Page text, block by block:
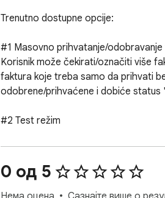
Trenutno dostupne opcije:
#1 Masovno prihvatanje/
Korisnik može čekirati/označiti više
faktura koje treba samo da prihvati
odobrene/prihvaćene i dobiće status
#2 Test režim
zbog toga kako je sajt eFakture
prihvaćena).
#3 Noćni mod sajta
0 од 5